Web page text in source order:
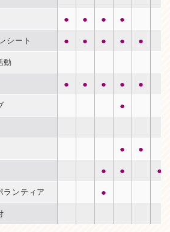
● ● ● ●
シート ● ● ● ● ●
動
● ● ● ● ●
●
● ●
● ● ●
ランティア ●